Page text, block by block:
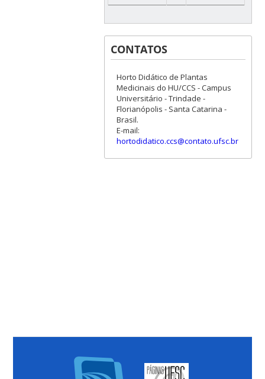
CONTATOS
Horto Didático de Plantas
Medicinais do HU/CCS - Campus
Universitário - Trindade -
Florianópolis - Santa Catarina -
Brasil.
E-mail:
hortodidatico.ccs@contato.ufsc.br